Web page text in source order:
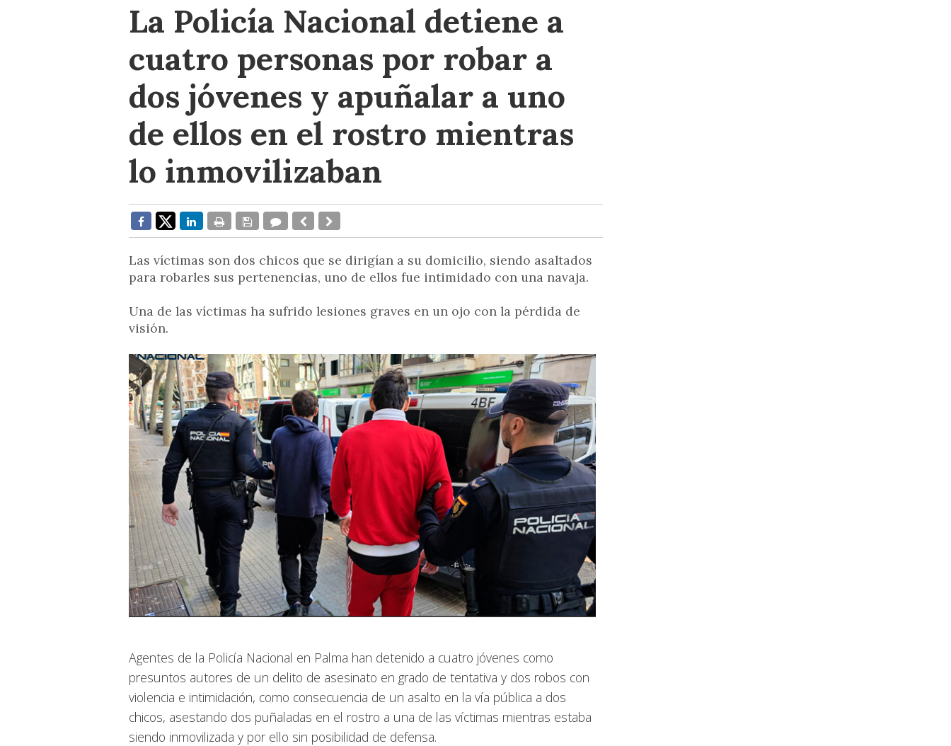
La Policía Nacional detiene a
cuatro personas por robar a
dos jóvenes y apuñalar a uno
de ellos en el rostro mientras
lo inmovilizaban
Las víctimas son dos chicos que se dirigían a su domicilio, siendo asaltados
para robarles sus pertenencias, uno de ellos fue intimidado con una navaja.
Una de las víctimas ha sufrido lesiones graves en un ojo con la pérdida de
visión.
Agentes de la Policía Nacional en Palma han detenido a cuatro jóvenes como
presuntos autores de un delito de asesinato en grado de tentativa y dos robos con
violencia e intimidación, como consecuencia de un asalto en la vía pública a dos
chicos, asestando dos puñaladas en el rostro a una de las víctimas mientras estaba
siendo inmovilizada y por ello sin posibilidad de defensa.